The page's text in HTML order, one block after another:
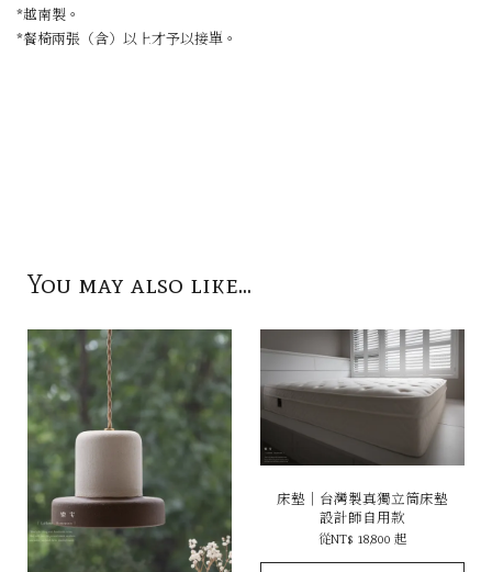
*越南製。
*餐椅兩張（含）以上才予以接單。
You may also like...
床墊｜台灣製真獨立筒床墊
設計師自用款
從NT$ 18,800 起